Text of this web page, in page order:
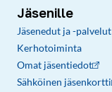
Jäsenille
Jäsenedut ja -palvelut
Kerhotoiminta
Omat jäsentiedot
Sähköinen jäsenkortti